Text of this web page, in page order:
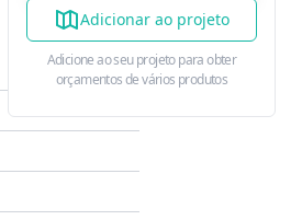
Adicionar ao projeto
Adicione ao seu projeto para obter
orçamentos de vários produtos